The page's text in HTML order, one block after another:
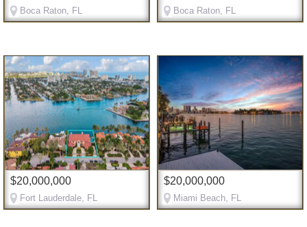
Boca Raton, FL Boca Raton, FL
$20,000,000
Fort Lauderdale, FL
$20,000,000
Miami Beach, FL